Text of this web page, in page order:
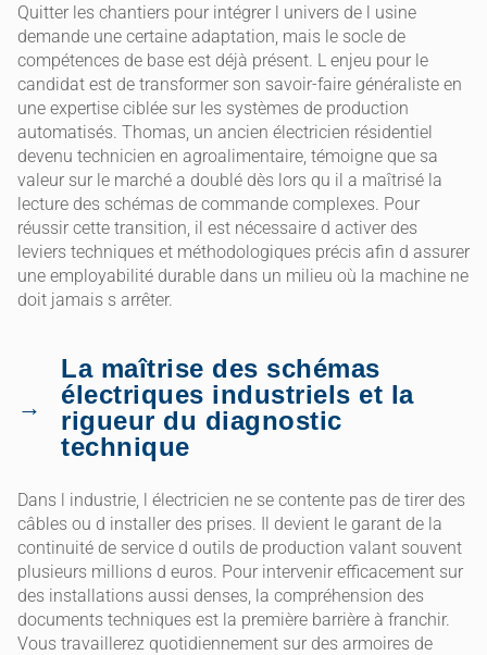
Quitter les chantiers pour intégrer l univers de l usine
demande une certaine adaptation, mais le socle de
compétences de base est déjà présent. L enjeu pour le
candidat est de transformer son savoir-faire généraliste en
une expertise ciblée sur les systèmes de production
automatisés. Thomas, un ancien électricien résidentiel
devenu technicien en agroalimentaire, témoigne que sa
valeur sur le marché a doublé dès lors qu il a maîtrisé la
lecture des schémas de commande complexes. Pour
réussir cette transition, il est nécessaire d activer des
leviers techniques et méthodologiques précis afin d assurer
une employabilité durable dans un milieu où la machine ne
doit jamais s arrêter.
La maîtrise des schémas
électriques industriels et la
rigueur du diagnostic
technique
Dans l industrie, l électricien ne se contente pas de tirer des
câbles ou d installer des prises. Il devient le garant de la
continuité de service d outils de production valant souvent
plusieurs millions d euros. Pour intervenir efficacement sur
des installations aussi denses, la compréhension des
documents techniques est la première barrière à franchir.
Vous travaillerez quotidiennement sur des armoires de